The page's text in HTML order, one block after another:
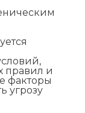
правил и
факторы
угрозу